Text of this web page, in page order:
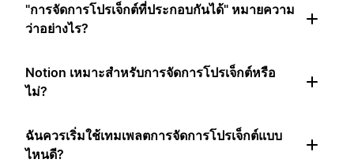
"การจัดการโปรเจ็กต์ที่ประกอบกันได้" หมายความ
ว่าอย่างไร?
Notion เหมาะสำหรับการจัดการโปรเจ็กต์หรือ
ไม่?
ฉันควรเริ่มใช้เทมเพลตการจัดการโปรเจ็กต์แบบ
ไหนดี?